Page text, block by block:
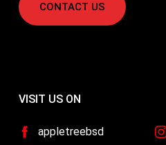
CONTACT US
VISIT US ON
appletreebsd